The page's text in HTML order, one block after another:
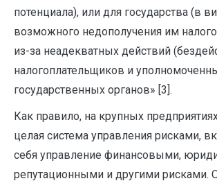
потенциала), или для государства (в
возможного недополучения им
из-за неадекватных действий
налогоплательщиков и
государственных органов» [3].
Как правило, на крупных
целая система управления рисками,
себя управление финансовыми,
репутационными и другими рисками.